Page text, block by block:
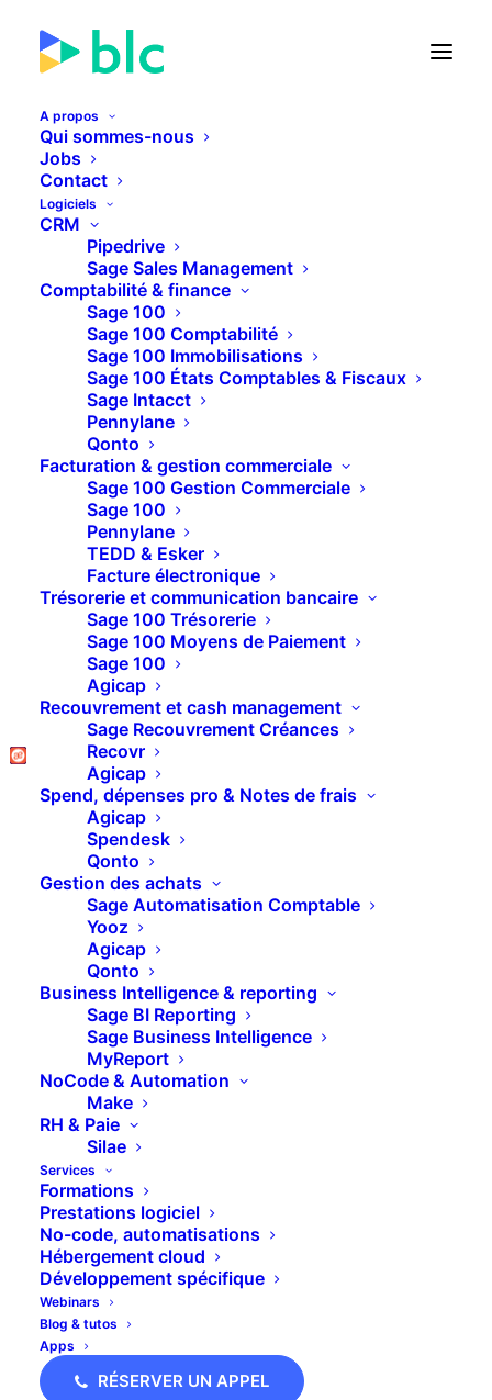
A propos
Qui sommes-nous
Jobs
Contact
Logiciels
CRM
Pipedrive
Sage Sales Management
Comptabilité & finance
Sage 100
Sage 100 Comptabilité
Sage 100 Immobilisations
Sage 100 États Comptables & Fiscaux
Sage Intacct
Pennylane
Qonto
Facturation & gestion commerciale
Sage 100 Gestion Commerciale
Sage 100
Pennylane
TEDD & Esker
Facture électronique
Trésorerie et communication bancaire
Sage 100 Trésorerie
Sage 100 Moyens de Paiement
Sage 100
Agicap
Recouvrement et cash management
Sage Recouvrement Créances
Recovr
Agicap
Spend, dépenses pro & Notes de frais
Agicap
Spendesk
Qonto
Gestion des achats
Sage Automatisation Comptable
Yooz
Agicap
Qonto
Business Intelligence & reporting
Sage BI Reporting
Sage Business Intelligence
MyReport
NoCode & Automation
Make
RH & Paie
Silae
Services
Formations
Prestations logiciel
No-code, automatisations
Hébergement cloud
Développement spécifique
Webinars
Blog & tutos
Apps
RÉSERVER UN APPEL
🚀 Lancement de la Facture
24JOURS04HEURES21
PLUS D'INFOS
Sage 100 Gestion
Commerciale – Gestion
des collaborateurs
Dans ce tuto vidéo nous allons vous montrer
comment gérer les collaborateurs dans Sage 100
Gestion commerciale
Ces articles peuvent
vous intéresser